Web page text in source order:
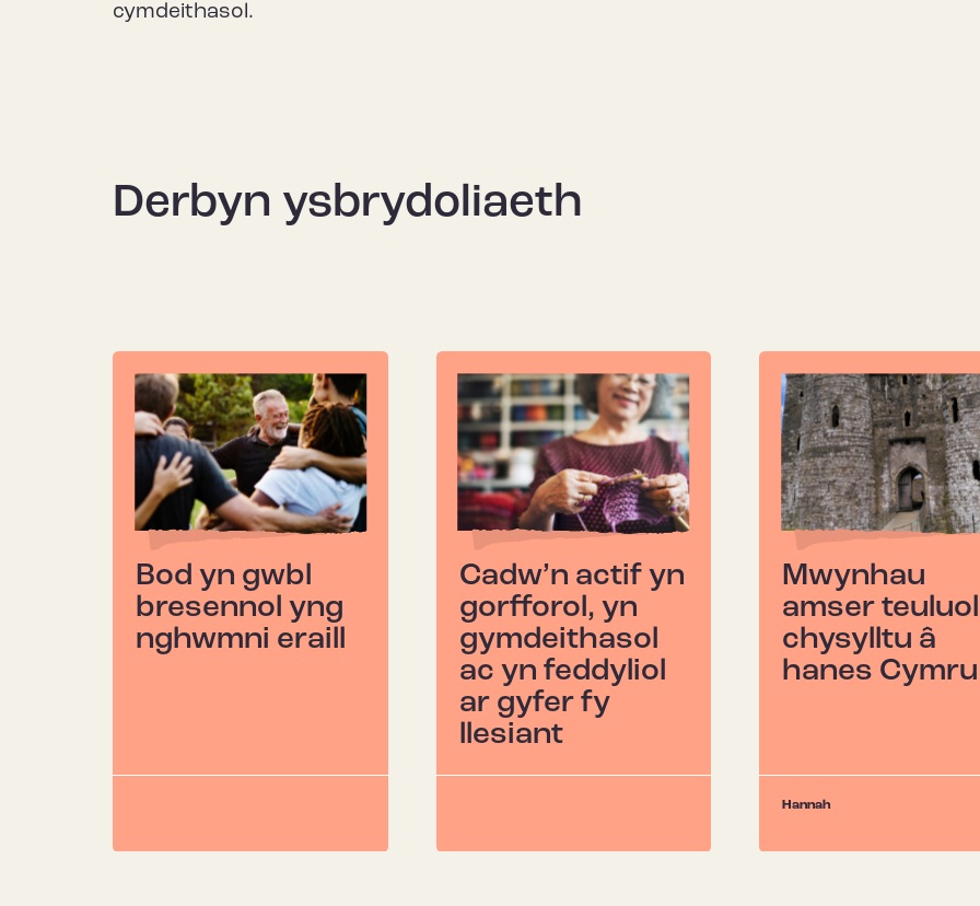
cymdeithasol.
Derbyn ysbrydoliaeth
Bod yn gwbl
bresennol yng
nghwmni eraill
Cadw’n actif yn
gorfforol, yn
gymdeithasol
ac yn feddyliol
ar gyfer fy
llesiant
Mwynhau
amser
chysylltu â
hanes Cymru
Hannah